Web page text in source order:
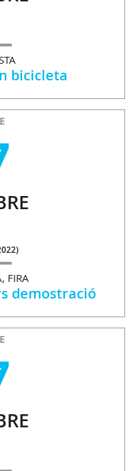
bicicleta
)
FIRA
demostració